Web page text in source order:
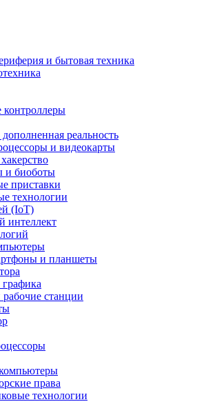
и бытовая техника
контроллеры
реальность
и видеокарты
и биоботы
приставки
технологии
(IoT)
интеллект
и планшеты
станции
права
технологии